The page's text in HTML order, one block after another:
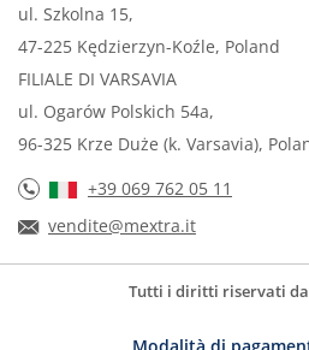
ul. Szkolna 15,
47-225 Kędzierzyn-Koźle, Poland
FILIALE DI VARSAVIA
ul. Ogarów Polskich 54a,
96-325 Krze Duże (k. Varsavia),
+39 069 762 05 11
vendite@mextra.it
Tutti i diritti riservati da
Modalità di